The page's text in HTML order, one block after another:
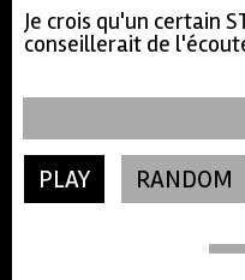
Je crois qu'un certain
conseillerait de
PLAY RANDOM